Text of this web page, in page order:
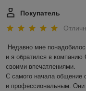
Покупатель
Недавно мне
и я обратился в
своими впечатлениями.
С самого начала общение
и профессиональным. Они